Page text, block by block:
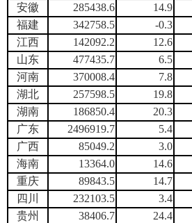
安徽
285438.6 14.9
福建
342758.5 -0.3
江西
142092.2 12.6
山东
477435.7 6.5
河南
370008.4 7.8
湖北
257598.5 19.8
湖南
186850.4 20.3
广东
2496919.7 5.4
广西
85049.2 3.0
海南
13364.0 14.6
重庆
89843.5 14.7
四川
232103.5 3.4
贵州
38406.7 24.4